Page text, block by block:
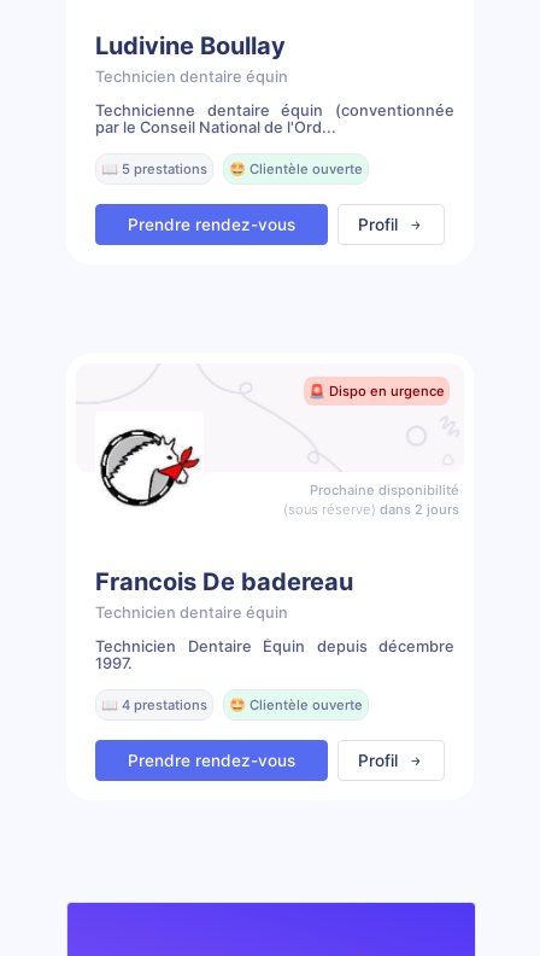
Ludivine Boullay
Technicien dentaire équin
Technicienne dentaire équin (conventionnée
par le Conseil National de l'Ord...
📖 5 prestations 🤩 Clientèle ouverte
Prendre rendez-vous Profil
🚨 Dispo en urgence
Prochaine disponibilité
(sous réserve) dans 2 jours
Francois De badereau
Technicien dentaire équin
Technicien Dentaire Équin depuis décembre
1997.
📖 4 prestations 🤩 Clientèle ouverte
Prendre rendez-vous Profil